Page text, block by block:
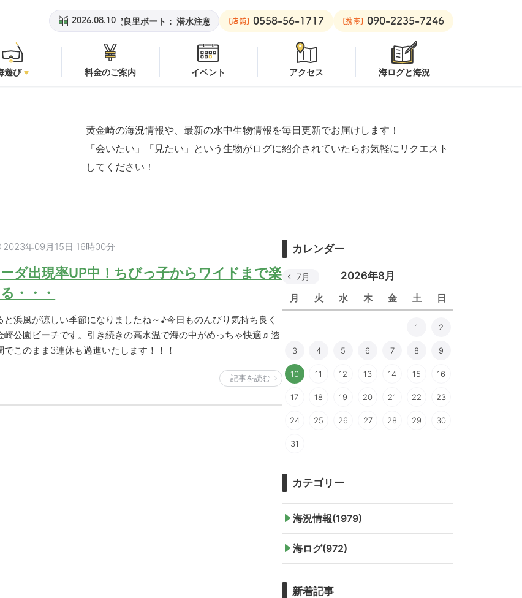
2026.08.10
金崎ビーチ： オープン 安良里ボート： 潜水注意 黄金崎ビーチ：オープン 安良里ボート： 潜水注意
[店舗] 0558-56-1717 [携帯] 090-2235-7246
遊び 料金のご案内 イベント アクセス 海ログと海況
黄金崎の海況情報や、最新の水中生物情報を毎日更新でお届けします！
「会いたい」「見たい」という生物がログに紹介されていたらお気軽にリクエスト
してください！
2023年09月15日 16時00分
ダ出現率UP中！ちびっ子からワイドまで楽
・・・
と浜風が涼しい季節になりましたね～♪今日ものんびり気持ち良く
崎公園ビーチです。引き続きの高水温で海の中がめっちゃ快適♬透
でこのまま3連休も邁進いたします！！！
記事を読む
カレンダー
2026年8月
月 火 水 木 金 土 日
7月
1 2
3 4 5 6 7 8 9
10 11 12 13 14 15 16
17 18 19 20 21 22 23
24 25 26 27 28 29 30
31
カテゴリー
海況情報(1979)
海ログ(972)
新着記事